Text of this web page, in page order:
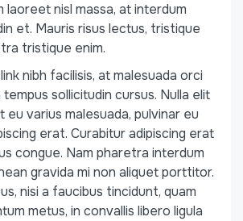
laoreet nisl massa, at interdum
et. Mauris risus lectus, tristique
tristique enim.
nibh facilisis, at malesuada orci
sollicitudin cursus. Nulla elit
eu varius malesuada, pulvinar eu
erat. Curabitur adipiscing erat
congue. Nam pharetra interdum
gravida mi non aliquet porttitor.
nisi a faucibus tincidunt, quam
metus, in convallis libero ligula